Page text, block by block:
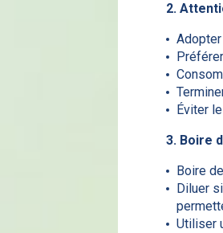
2.
Éviter
3. Boire
Boire
Diluer
Utiliser